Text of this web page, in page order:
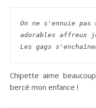
On ne s'ennuie pas
adorables affreux
Les gags
Chipette aime
bercé mon enfance !